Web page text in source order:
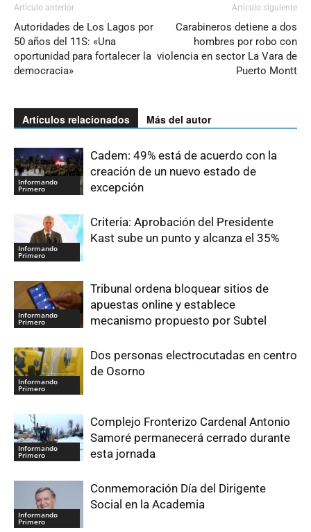
Artículo anterior
Autoridades de Los Lagos por
50 años del 11S: «Una
oportunidad para fortalecer la
democracia»
Artículo siguiente
Carabineros detiene a dos
hombres por robo con
violencia en sector La Vara de
Puerto Montt
Artículos relacionados Más del autor
Informando
Primero
Cadem: 49% está de acuerdo con la
creación de un nuevo estado de
excepción
Informando
Primero
Criteria: Aprobación del Presidente
Kast sube un punto y alcanza el 35%
Informando
Primero
Tribunal ordena bloquear sitios de
apuestas online y establece
mecanismo propuesto por Subtel
Informando
Primero
Dos personas electrocutadas en centro
de Osorno
Informando
Primero
Complejo Fronterizo Cardenal Antonio
Samoré permanecerá cerrado durante
esta jornada
Informando
Primero
Conmemoración Día del Dirigente
Social en la Academia